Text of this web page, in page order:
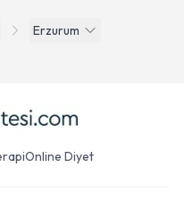
Erzurum
Online Diyet